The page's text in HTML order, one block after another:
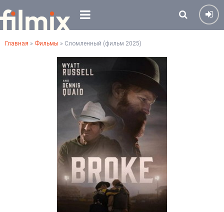
Главная » Фильмы » Сломленный (фильм 2025)